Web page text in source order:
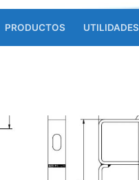
PRODUCTOS UTILIDADES